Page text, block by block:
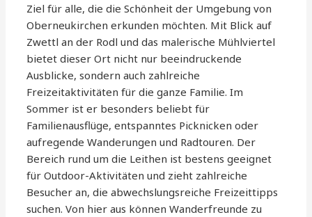
Ziel für alle, die die Schönheit der Umgebung von
Oberneukirchen erkunden möchten. Mit Blick auf
Zwettl an der Rodl und das malerische Mühlviertel
bietet dieser Ort nicht nur beeindruckende
Ausblicke, sondern auch zahlreiche
Freizeitaktivitäten für die ganze Familie. Im
Sommer ist er besonders beliebt für
Familienausflüge, entspanntes Picknicken oder
aufregende Wanderungen und Radtouren. Der
Bereich rund um die Leithen ist bestens geeignet
für Outdoor-Aktivitäten und zieht zahlreiche
Besucher an, die abwechslungsreiche Freizeittipps
suchen. Von hier aus können Wanderfreunde zu